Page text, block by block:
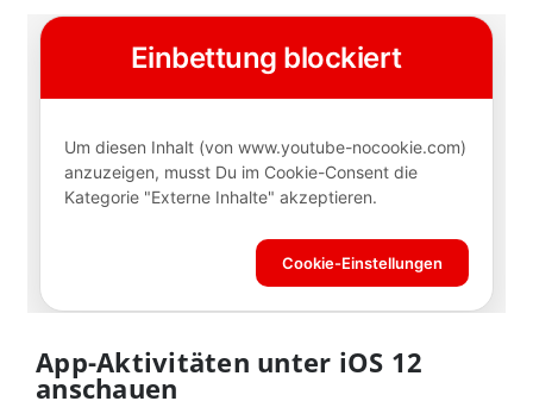
App-Aktivitäten unter iOS 12
anschauen